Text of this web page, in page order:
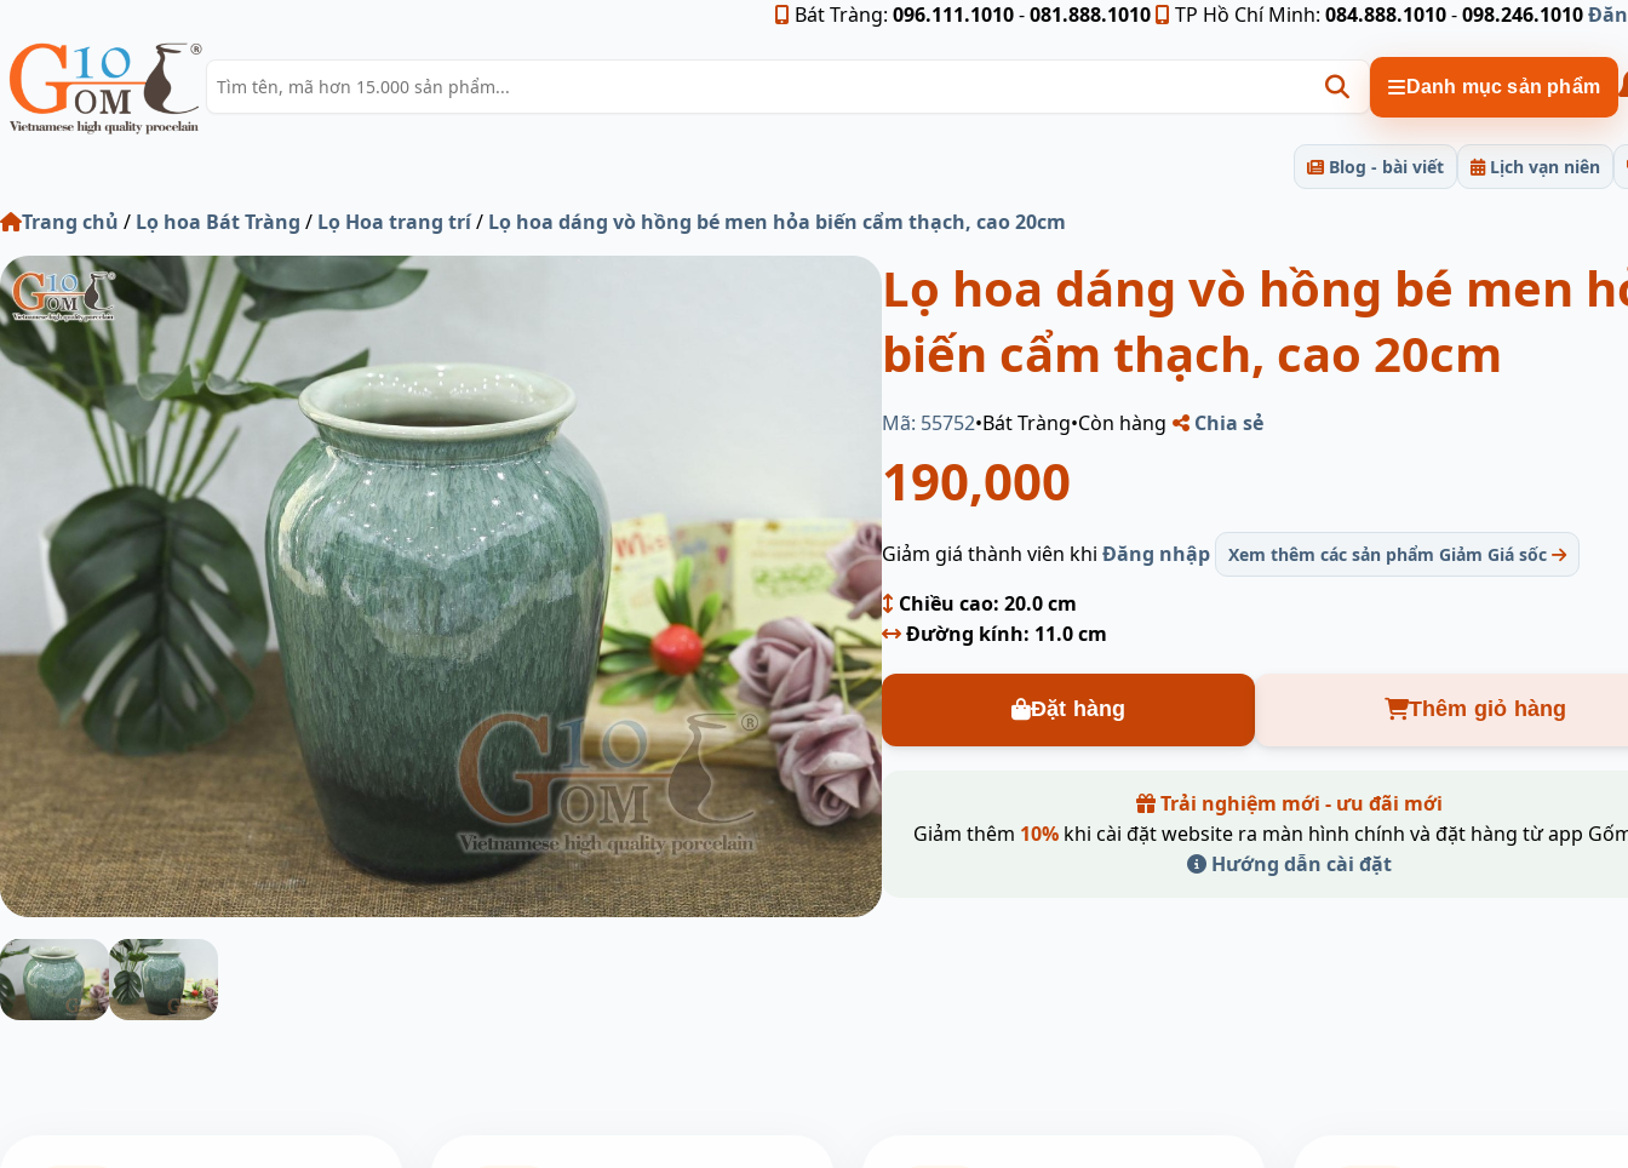
Bát Tràng: 096.111.1010-081.888.1010 TP Hồ Chí Minh: 084.888.1010-098.246.1010
Danh mục sản phẩm
Lịch vạn niên
Blog - bài viết
Trang chủ / Lọ hoa Bát Tràng / Lọ Hoa trang trí/ Lọ hoa dáng vò hồng bé men hỏa biến cẩm thạch, cao 20cm
Lọ hoa dáng vò hồng bé men
biến cẩm thạch, cao 20cm
Mã: 55752•Bát Tràng•Còn hàng Chia sẻ
190,000
Giảm giá thành viên khi Đăng nhập Xem thêm các sản phẩm Giảm Giá sốc
Chiều cao: 20.0 cm
Đường kính: 11.0 cm
Đặt hàng Thêm giỏ hàng
Trải nghiệm mới - ưu đãi mới
Giảm thêm 10% khi cài đặt website ra màn hình chính và đặt hàng từ app
Hướng dẫn cài đặt